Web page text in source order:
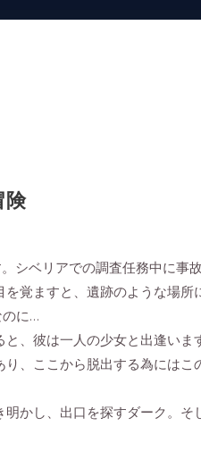
険
シベリアでの調査任務中に事
覚ますと、遺跡のような場所
のに…
、彼は一人の少女と出逢いま
、ここから脱出する為にはこ
かし、出口を探すダーク。そ